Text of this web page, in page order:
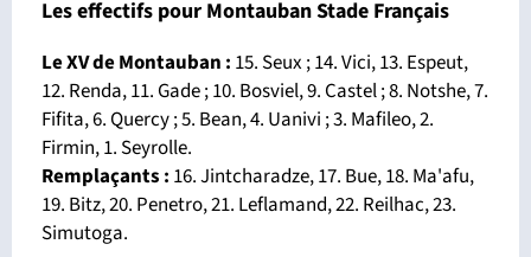
Les effectifs pour Montauban Stade Français
Le XV de Montauban : 15. Seux ; 14. Vici, 13. Espeut,
12. Renda, 11. Gade ; 10. Bosviel, 9. Castel ; 8. Notshe, 7.
Fifita, 6. Quercy ; 5. Bean, 4. Uanivi ; 3. Mafileo, 2.
Firmin, 1. Seyrolle.
Remplaçants : 16. Jintcharadze, 17. Bue, 18. Ma'afu,
19. Bitz, 20. Penetro, 21. Leflamand, 22. Reilhac, 23.
Simutoga.